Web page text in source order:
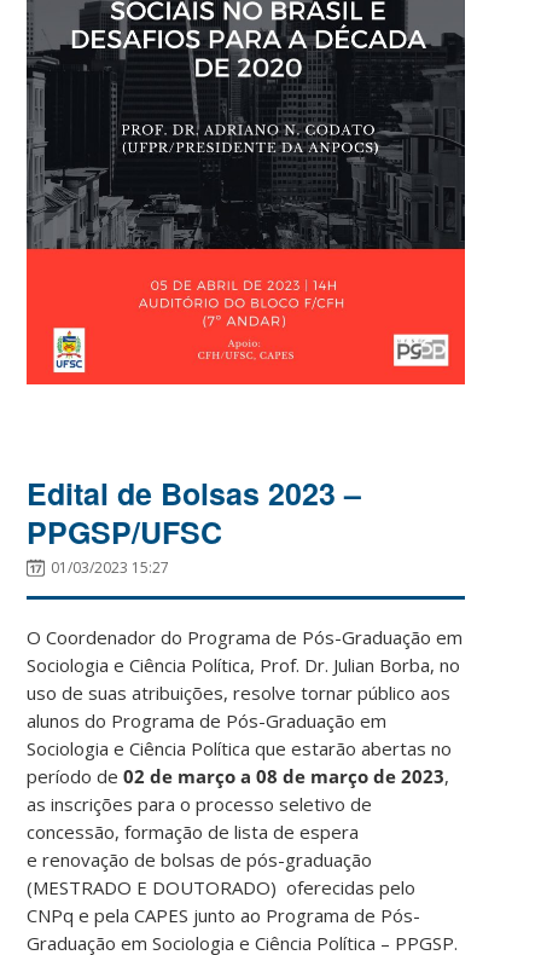
Edital de Bolsas 2023 –
PPGSP/UFSC
01/03/2023 15:27
O Coordenador do Programa de Pós-Graduação em
Sociologia e Ciência Política, Prof. Dr. Julian Borba, no
uso de suas atribuições, resolve tornar público aos
alunos do Programa de Pós-Graduação em
Sociologia e Ciência Política que estarão abertas no
período de02 de março a 08 de março de 2023,
as inscrições para o processo seletivo de
concessão, formação de lista de espera
e renovação de bolsas de pós-graduação
(MESTRADO E DOUTORADO) oferecidas pelo
CNPq e pela CAPES junto ao Programa de Pós-
Graduação em Sociologia e Ciência Política – PPGSP.